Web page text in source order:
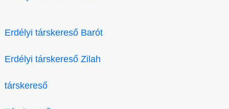
Erdélyi társkereső Barót
Erdélyi társkereső Zilah
társkereső